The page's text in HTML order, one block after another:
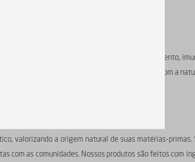
com combinações específicas para relaxamento,
proporcionando momentos de pausa e conexão com a
valorizando a origem natural de suas matérias-primas.
com as comunidades. Nossos produtos são feitos com